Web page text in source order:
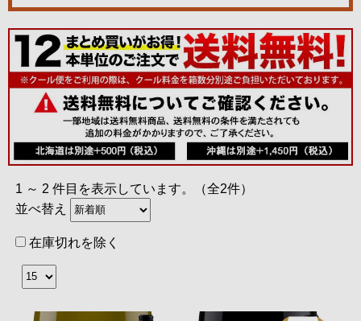
1 ～ 2 件目を表示しています。（全2件）
並べ替え
在庫切れを除く